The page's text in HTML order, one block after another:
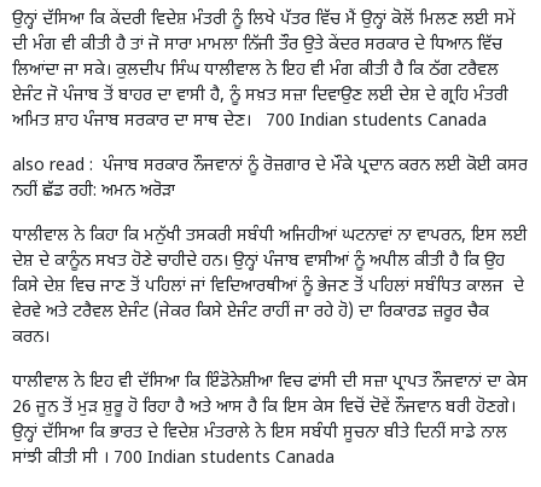
ਉਨ੍ਹਾਂ ਦੱਸਿਆ ਕਿ ਕੇਂਦਰੀ ਵਿਦੇਸ਼ ਮੰਤਰੀ ਨੂੰ ਲਿਖੇ ਪੱਤਰ ਵਿੱਚ ਮੈਂ ਉਨ੍ਹਾਂ ਕੋਲੋਂ ਮਿਲਣ ਲਈ ਸਮੇਂ
ਦੀ ਮੰਗ ਵੀ ਕੀਤੀ ਹੈ ਤਾਂ ਜੋ ਸਾਰਾ ਮਾਮਲਾ ਨਿੱਜੀ ਤੌਰ ਉਤੇ ਕੇਂਦਰ ਸਰਕਾਰ ਦੇ ਧਿਆਨ ਵਿੱਚ
ਲਿਆਂਦਾ ਜਾ ਸਕੇ। ਕੁਲਦੀਪ ਸਿੰਘ ਧਾਲੀਵਾਲ ਨੇ ਇਹ ਵੀ ਮੰਗ ਕੀਤੀ ਹੈ ਕਿ ਠੱਗ ਟਰੈਵਲ
ਏਜੰਟ ਜੋ ਪੰਜਾਬ ਤੋਂ ਬਾਹਰ ਦਾ ਵਾਸੀ ਹੈ, ਨੂੰ ਸਖ਼ਤ ਸਜ਼ਾ ਦਿਵਾਉਣ ਲਈ ਦੇਸ਼ ਦੇ ਗ੍ਰਹਿ ਮੰਤਰੀ
ਅਮਿਤ ਸ਼ਾਹ ਪੰਜਾਬ ਸਰਕਾਰ ਦਾ ਸਾਥ ਦੇਣ। 700 Indian students Canada
also read : ਪੰਜਾਬ ਸਰਕਾਰ ਨੌਜਵਾਨਾਂ ਨੂੰ ਰੋਜ਼ਗਾਰ ਦੇ ਮੌਕੇ ਪ੍ਰਦਾਨ ਕਰਨ ਲਈ ਕੋਈ ਕਸਰ
ਨਹੀਂ ਛੱਡ ਰਹੀ: ਅਮਨ ਅਰੋੜਾ
ਧਾਲੀਵਾਲ ਨੇ ਕਿਹਾ ਕਿ ਮਨੁੱਖੀ ਤਸਕਰੀ ਸਬੰਧੀ ਅਜਿਹੀਆਂ ਘਟਨਾਵਾਂ ਨਾ ਵਾਪਰਨ, ਇਸ ਲਈ
ਦੇਸ਼ ਦੇ ਕਾਨੂੰਨ ਸਖਤ ਹੋਣੇ ਚਾਹੀਦੇ ਹਨ। ਉਨ੍ਹਾਂ ਪੰਜਾਬ ਵਾਸੀਆਂ ਨੂੰ ਅਪੀਲ ਕੀਤੀ ਹੈ ਕਿ ਉਹ
ਕਿਸੇ ਦੇਸ਼ ਵਿਚ ਜਾਣ ਤੋਂ ਪਹਿਲਾਂ ਜਾਂ ਵਿਦਿਆਰਥੀਆਂ ਨੂੰ ਭੇਜਣ ਤੋਂ ਪਹਿਲਾਂ ਸਬੰਧਿਤ ਕਾਲਜ ਦੇ
ਵੇਰਵੇ ਅਤੇ ਟਰੈਵਲ ਏਜੰਟ (ਜੇਕਰ ਕਿਸੇ ਏਜੰਟ ਰਾਹੀਂ ਜਾ ਰਹੇ ਹੋ) ਦਾ ਰਿਕਾਰਡ ਜ਼ਰੂਰ ਚੈਕ
ਕਰਨ।
ਧਾਲੀਵਾਲ ਨੇ ਇਹ ਵੀ ਦੱਸਿਆ ਕਿ ਇੰਡੋਨੇਸ਼ੀਆ ਵਿਚ ਫਾਂਸੀ ਦੀ ਸਜ਼ਾ ਪ੍ਰਾਪਤ ਨੌਜਵਾਨਾਂ ਦਾ ਕੇਸ
26 ਜੂਨ ਤੋਂ ਮੁੜ ਸ਼ੁਰੂ ਹੋ ਰਿਹਾ ਹੈ ਅਤੇ ਆਸ ਹੈ ਕਿ ਇਸ ਕੇਸ ਵਿਚੋਂ ਦੋਵੇਂ ਨੌਜਵਾਨ ਬਰੀ ਹੋਣਗੇ।
ਉਨ੍ਹਾਂ ਦੱਸਿਆ ਕਿ ਭਾਰਤ ਦੇ ਵਿਦੇਸ਼ ਮੰਤਰਾਲੇ ਨੇ ਇਸ ਸਬੰਧੀ ਸੂਚਨਾ ਬੀਤੇ ਦਿਨੀਂ ਸਾਡੇ ਨਾਲ
ਸਾਂਝੀ ਕੀਤੀ ਸੀ । 700 Indian students Canada